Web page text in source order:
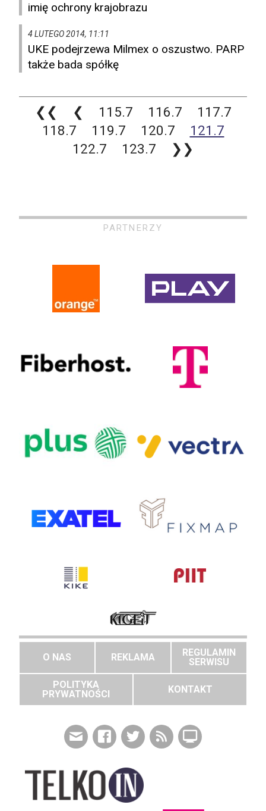
imię ochrony krajobrazu
4 LUTEGO 2014, 11:11
UKE podejrzewa Milmex o oszustwo. PARP
także bada spółkę
❮❮ ❮ 115.7 116.7
117.7
118.7
119.7 120.7
121.7
122.7
123.7 ❯❯
PARTNERZY
O NAS REKLAMA
REGULAMIN
SERWISU
POLITYKA
PRYWATNOŚCI
KONTAKT